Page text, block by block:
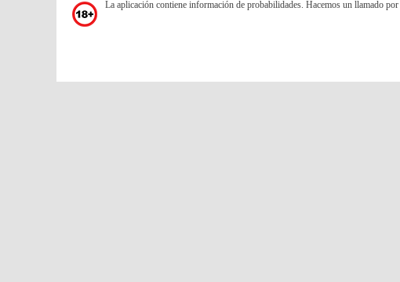
La aplicación contiene información de probabilidades. Hacemos un llamado por